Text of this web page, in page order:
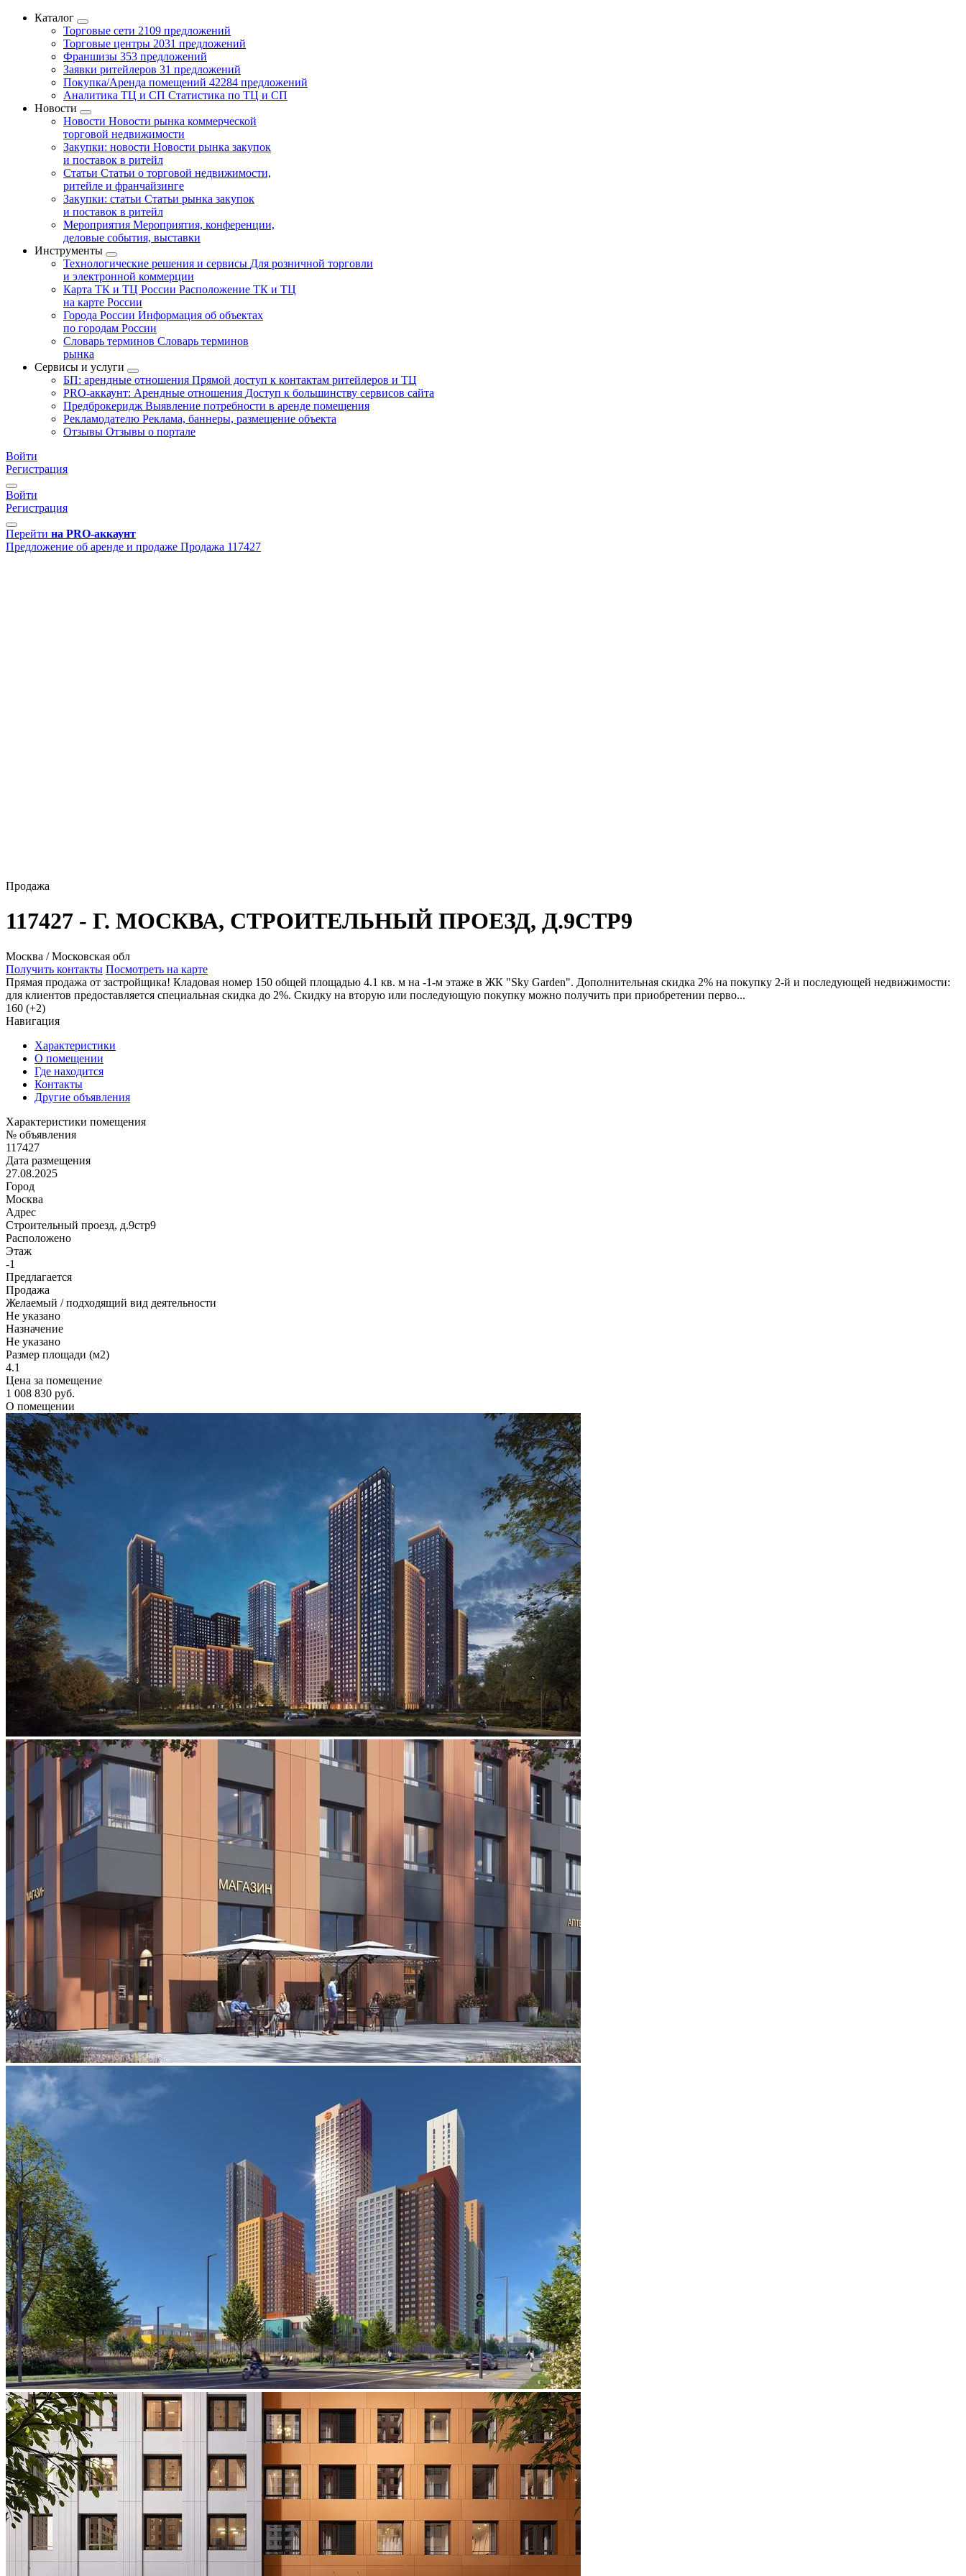
Каталог
Торговые сети 2109 предложений
Торговые центры 2031 предложений
Франшизы 353 предложений
Заявки ритейлеров 31 предложений
Покупка/Аренда помещений 42284 предложений
Аналитика ТЦ и СП Статистика по ТЦ и СП
Новости
Новости Новости рынка коммерческой
торговой недвижимости
Закупки: новости Новости рынка закупок
и поставок в ритейл
Статьи Статьи о торговой недвижимости,
ритейле и франчайзинге
Закупки: статьи Статьи рынка закупок
и поставок в ритейл
Мероприятия Мероприятия, конференции,
деловые события, выставки
Инструменты
Технологические решения и сервисы Для розничной торговли
и электронной коммерции
Карта ТК и ТЦ России Расположение ТК и ТЦ
на карте России
Города России Информация об объектах
по городам России
Словарь терминов Словарь терминов
рынка
Сервисы и услуги
БП: арендные отношения Прямой доступ к контактам ритейлеров и ТЦ
PRO-аккаунт: Арендные отношения Доступ к большинству сервисов сайта
Предброкеридж Выявление потребности в аренде помещения
Рекламодателю Реклама, баннеры, размещение объекта
Отзывы Отзывы о портале
Войти
Регистрация
Войти
Регистрация
Перейти на PRO-аккаунт
Предложение об аренде и продаже Продажа 117427
Продажа
117427 - Г. МОСКВА, СТРОИТЕЛЬНЫЙ ПРОЕЗД, Д.9СТР9
Москва / Московская обл
Получить контакты Посмотреть на карте
Прямая продажа от застройщика! Кладовая номер 150 общей площадью 4.1 кв. м на -1-м этаже в ЖК "Sky Garden". Дополнительная скидка 2% на покупку 2-й и последующей недвижимости:
для клиентов предоставляется специальная скидка до 2%. Скидку на вторую или последующую покупку можно получить при приобретении перво...
160 (+2)
Навигация
Характеристики
О помещении
Где находится
Контакты
Другие объявления
Характеристики помещения
№ объявления
117427
Дата размещения
27.08.2025
Город
Москва
Адрес
Строительный проезд, д.9стр9
Расположено
Этаж
-1
Предлагается
Продажа
Желаемый / подходящий вид деятельности
Не указано
Назначение
Не указано
Размер площади (м2)
4.1
Цена за помещение
1 008 830 руб.
О помещении